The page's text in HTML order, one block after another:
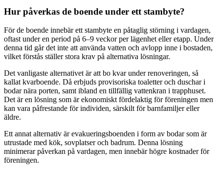
Hur påverkas de boende under ett stambyte?
För de boende innebär ett stambyte en påtaglig störning i vardagen,
oftast under en period på 6–9 veckor per lägenhet eller etapp. Under
denna tid går det inte att använda vatten och avlopp inne i bostaden,
vilket förstås ställer stora krav på alternativa lösningar.
Det vanligaste alternativet är att bo kvar under renoveringen, så
kallat kvarboende. Då erbjuds provisoriska toaletter och duschar i
bodar nära porten, samt ibland en tillfällig vattenkran i trapphuset.
Det är en lösning som är ekonomiskt fördelaktig för föreningen men
kan vara påfrestande för individen, särskilt för barnfamiljer eller
äldre.
Ett annat alternativ är evakueringsboenden i form av bodar som är
utrustade med kök, sovplatser och badrum. Denna lösning
minimerar påverkan på vardagen, men innebär högre kostnader för
föreningen.